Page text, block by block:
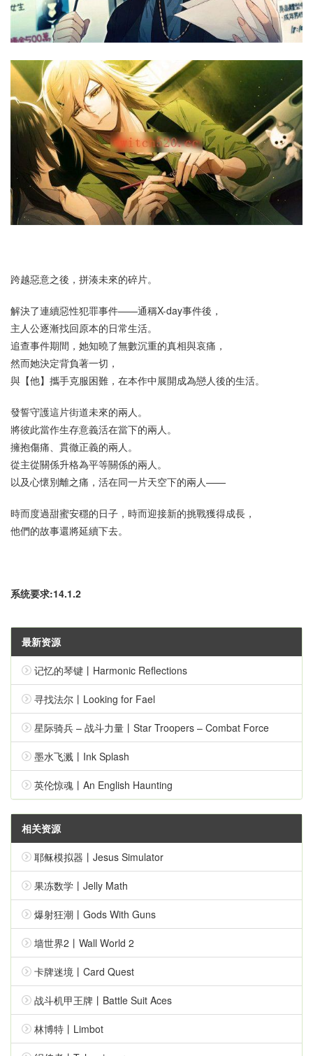
跨越惡意之後，拼湊未來的碎片。
解決了連續惡性犯罪事件——通稱X-day事件後，
主人公逐漸找回原本的日常生活。
追查事件期間，她知曉了無數沉重的真相與哀痛，
然而她決定背負著一切，
與【他】攜手克服困難，在本作中展開成為戀人後的生活。
發誓守護這片街道未來的兩人。
將彼此當作生存意義活在當下的兩人。
擁抱傷痛、貫徹正義的兩人。
從主從關係升格為平等關係的兩人。
以及心懷別離之痛，活在同一片天空下的兩人——
時而度過甜蜜安穩的日子，時而迎接新的挑戰獲得成長，
他們的故事還將延續下去。
系统要求:14.1.2
最新资源
记忆的琴键丨Harmonic Reflections
寻找法尔丨Looking for Fael
星际骑兵 – 战斗力量丨Star Troopers – Combat Force
墨水飞溅丨Ink Splash
英伦惊魂丨An English Haunting
相关资源
耶稣模拟器丨Jesus Simulator
果冻数学丨Jelly Math
爆射狂潮丨Gods With Guns
墙世界2丨Wall World 2
卡牌迷境丨Card Quest
战斗机甲王牌丨Battle Suit Aces
林博特丨Limbot